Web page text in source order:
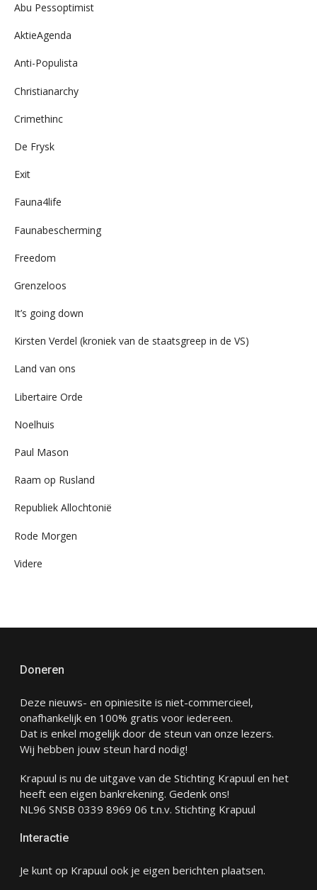
Abu Pessoptimist
AktieAgenda
Anti-Populista
Christianarchy
Crimethinc
De Frysk
Exit
Fauna4life
Faunabescherming
Freedom
Grenzeloos
It’s going down
Kirsten Verdel (kroniek van de staatsgreep in de VS)
Land van ons
Libertaire Orde
Noelhuis
Paul Mason
Raam op Rusland
Republiek Allochtonië
Rode Morgen
Videre
Doneren
Deze nieuws- en opiniesite is niet-commercieel,
onafhankelijk en 100% gratis voor iedereen.
Dat is enkel mogelijk door de steun van onze lezers.
Wij hebben jouw steun hard nodig!
Krapuul is nu de uitgave van de Stichting Krapuul en het
heeft een eigen bankrekening. Gedenk ons!
NL96 SNSB 0339 8969 06 t.n.v. Stichting Krapuul
Interactie
Je kunt op Krapuul ook je eigen berichten plaatsen.